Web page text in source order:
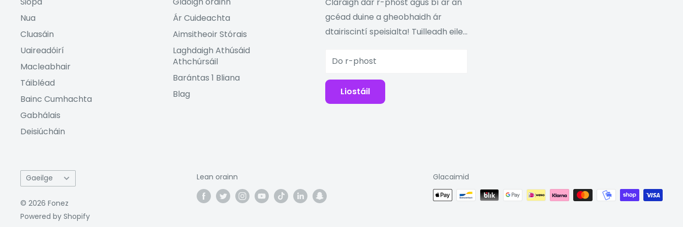
Nua
Cluasáin
Uaireadóirí
Macleabhair
Táibléad
Bainc Cumhachta
Gabhálais
Deisiúcháin
Ár Cuideachta
Aimsitheoir Stórais
Laghdaigh Athúsáid
Athchúrsáil
Barántas 1 Bliana
Blag
gcéad duine a gheobhaidh ár
dtairiscintí speisialta! Tuilleadh eile...
Do r-phost
Liostáil
Teanga
Gaeilge
© 2026 Fonez
Powered by Shopify
Lean orainn Glacaimid